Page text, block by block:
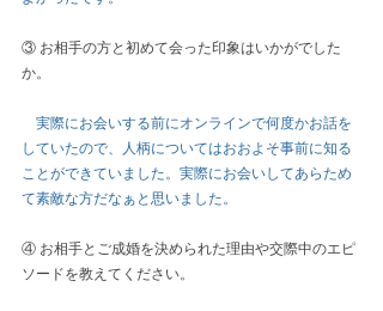
③ お相手の方と初めて会った印象はいかがでした
か。
実際にお会いする前にオンラインで何度かお話を
していたので、人柄についてはおおよそ事前に知る
ことができていました。実際にお会いしてあらため
て素敵な方だなぁと思いました。
④ お相手とご成婚を決められた理由や交際中のエピ
ソードを教えてください。